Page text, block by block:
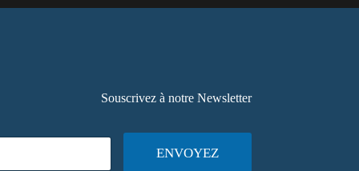
Souscrivez à notre Newsletter
ENVOYEZ